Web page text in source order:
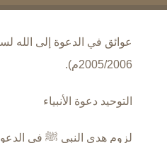
2005/2006م).
التوحيد دعوة الأنبياء
لزوم هدي النبي ﷺ في